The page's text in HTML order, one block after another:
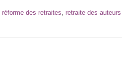
réforme des retraites, retraite des auteurs